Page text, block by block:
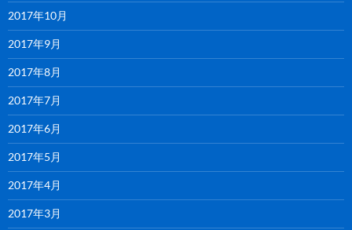
2017年10月
2017年9月
2017年8月
2017年7月
2017年6月
2017年5月
2017年4月
2017年3月